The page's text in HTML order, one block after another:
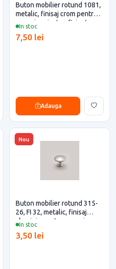
In stoc
Buton mobilier rotund 1081,
metalic, finisaj crom pentru
casa si proiecte eficiente
7,50 lei
Adauga
Nou
In stoc
Buton mobilier rotund 315-
26, FI 32, metalic, finisaj
aluminiu pentru casa si
3,50 lei